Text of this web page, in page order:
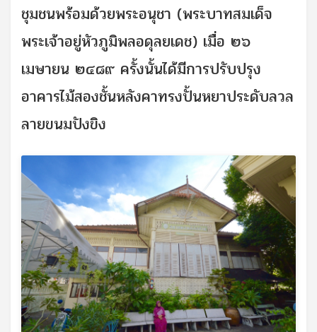
ชุมชนพร้อมด้วยพระอนุชา (พระบาทสมเด็จ
พระเจ้าอยู่หัวภูมิพลอดุลยเดช) เมื่อ ๒๖
เมษายน ๒๔๘๙ ครั้งนั้นได้มีการปรับปรุง
อาคารไม้สองชั้นหลังคาทรงปั้นหยาประดับลวล
ลายขนมปังขิง